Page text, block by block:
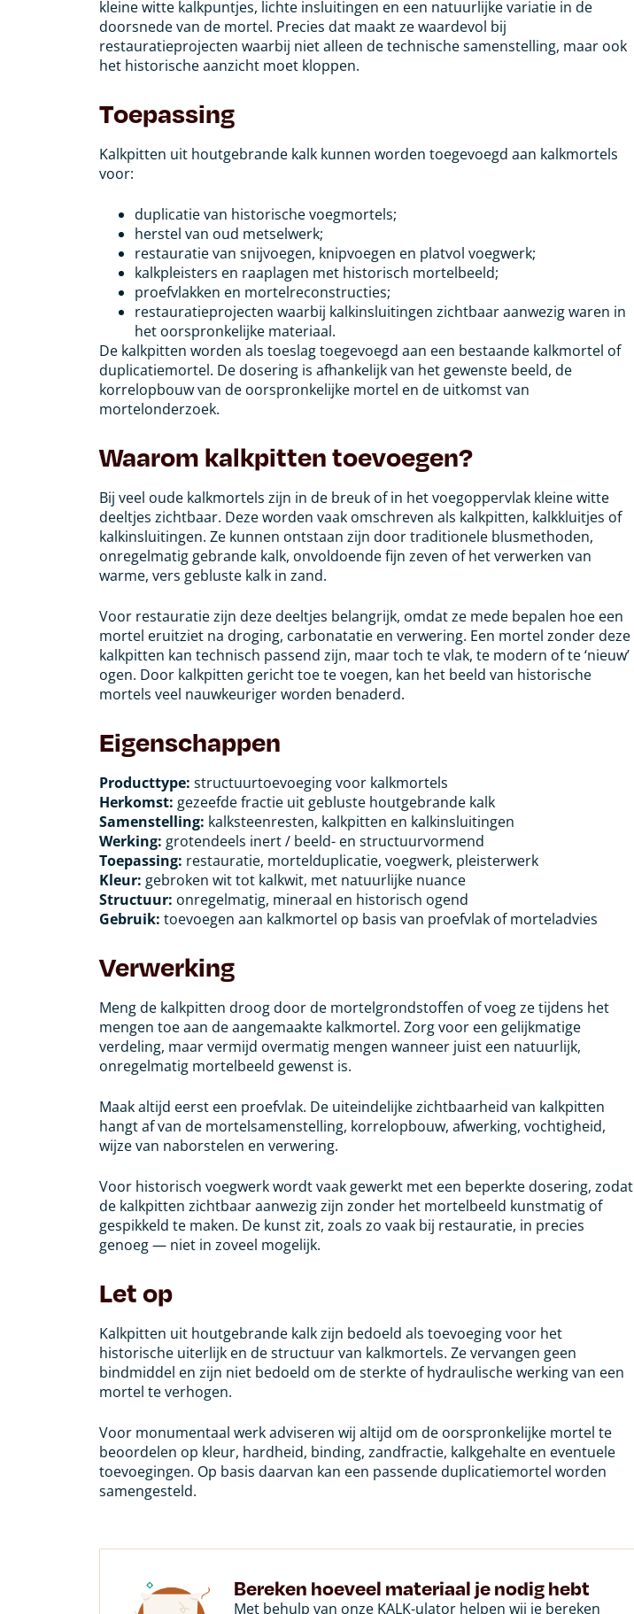
kleine witte kalkpuntjes, lichte insluitingen en een natuurlijke variatie in de
doorsnede van de mortel. Precies dat maakt ze waardevol bij
restauratieprojecten waarbij niet alleen de technische samenstelling, maar ook
het historische aanzicht moet kloppen.
Toepassing
Kalkpitten uit houtgebrande kalk kunnen worden toegevoegd aan kalkmortels
voor:
duplicatie van historische voegmortels;
herstel van oud metselwerk;
restauratie van snijvoegen, knipvoegen en platvol voegwerk;
kalkpleisters en raaplagen met historisch mortelbeeld;
proefvlakken en mortelreconstructies;
restauratieprojecten waarbij kalkinsluitingen zichtbaar aanwezig waren in
het oorspronkelijke materiaal.
De kalkpitten worden als toeslag toegevoegd aan een bestaande kalkmortel of
duplicatiemortel. De dosering is afhankelijk van het gewenste beeld, de
korrelopbouw van de oorspronkelijke mortel en de uitkomst van
mortelonderzoek.
Waarom kalkpitten toevoegen?
Bij veel oude kalkmortels zijn in de breuk of in het voegoppervlak kleine witte
deeltjes zichtbaar. Deze worden vaak omschreven als kalkpitten, kalkkluitjes of
kalkinsluitingen. Ze kunnen ontstaan zijn door traditionele blusmethoden,
onregelmatig gebrande kalk, onvoldoende fijn zeven of het verwerken van
warme, vers gebluste kalk in zand.
Voor restauratie zijn deze deeltjes belangrijk, omdat ze mede bepalen hoe een
mortel eruitziet na droging, carbonatatie en verwering. Een mortel zonder deze
kalkpitten kan technisch passend zijn, maar toch te vlak, te modern of te ‘nieuw’
ogen. Door kalkpitten gericht toe te voegen, kan het beeld van historische
mortels veel nauwkeuriger worden benaderd.
Eigenschappen
Producttype: structuurtoevoeging voor kalkmortels
Herkomst: gezeefde fractie uit gebluste houtgebrande kalk
Samenstelling: kalksteenresten, kalkpitten en kalkinsluitingen
Werking: grotendeels inert / beeld- en structuurvormend
Toepassing: restauratie, mortelduplicatie, voegwerk, pleisterwerk
Kleur: gebroken wit tot kalkwit, met natuurlijke nuance
Structuur: onregelmatig, mineraal en historisch ogend
Gebruik: toevoegen aan kalkmortel op basis van proefvlak of morteladvies
Verwerking
Meng de kalkpitten droog door de mortelgrondstoffen of voeg ze tijdens het
mengen toe aan de aangemaakte kalkmortel. Zorg voor een gelijkmatige
verdeling, maar vermijd overmatig mengen wanneer juist een natuurlijk,
onregelmatig mortelbeeld gewenst is.
Maak altijd eerst een proefvlak. De uiteindelijke zichtbaarheid van kalkpitten
hangt af van de mortelsamenstelling, korrelopbouw, afwerking, vochtigheid,
wijze van naborstelen en verwering.
Voor historisch voegwerk wordt vaak gewerkt met een beperkte dosering, zodat
de kalkpitten zichtbaar aanwezig zijn zonder het mortelbeeld kunstmatig of
gespikkeld te maken. De kunst zit, zoals zo vaak bij restauratie, in precies
genoeg — niet in zoveel mogelijk.
Let op
Kalkpitten uit houtgebrande kalk zijn bedoeld als toevoeging voor het
historische uiterlijk en de structuur van kalkmortels. Ze vervangen geen
bindmiddel en zijn niet bedoeld om de sterkte of hydraulische werking van een
mortel te verhogen.
Voor monumentaal werk adviseren wij altijd om de oorspronkelijke mortel te
beoordelen op kleur, hardheid, binding, zandfractie, kalkgehalte en eventuele
toevoegingen. Op basis daarvan kan een passende duplicatiemortel worden
samengesteld.
Bereken hoeveel materiaal je nodig hebt
Met behulp van onze KALK-ulator helpen wij je bereken